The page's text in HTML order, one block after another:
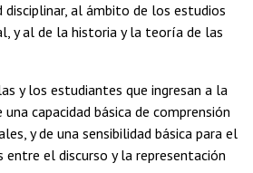
disciplinar, al ámbito de los estudios
y al de la historia y la teoría de las
y los estudiantes que ingresan a la
capacidad básica de comprensión
y de una sensibilidad básica para el
entre el discurso y la representación